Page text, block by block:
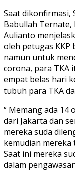
Saat dikonfirmasi,
Babullah Ternate,
Aulianto
oleh petugas KKP
namun untuk
corona, para TKA
empat belas hari
tubuh para TKA
“ Memang ada 14
dari Jakarta dan
mereka suda
kemudian mereka
Saat ini mereka
dalam